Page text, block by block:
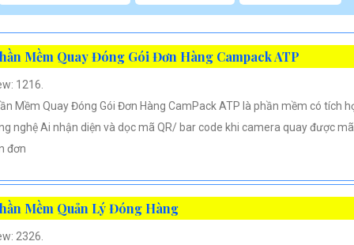
Mềm Quay Đóng Gói Đơn Hàng Campack ATP
1216.
Mềm Quay Đóng Gói Đơn Hàng CamPack ATP là phần mềm có tích
nghệ Ai nhận diện và dọc mã QR/ bar code khi camera quay được mã
đơn
Mềm Quản Lý Đóng Hàng
2326.